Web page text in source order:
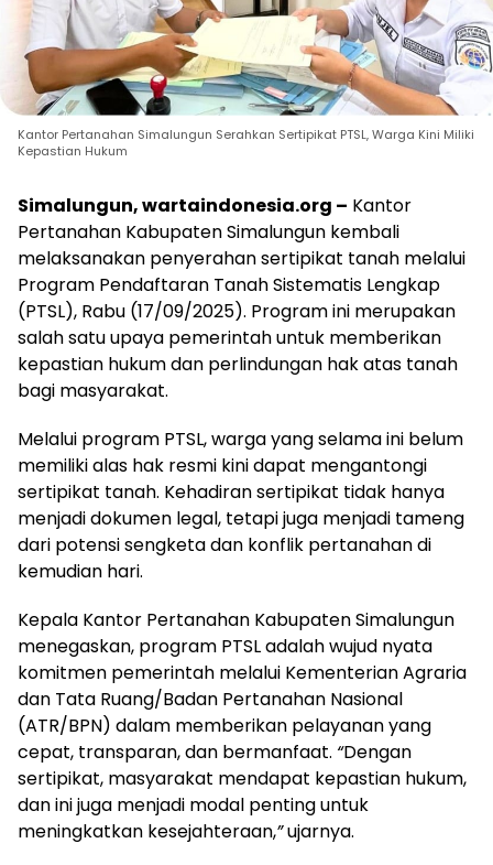
Kantor Pertanahan Simalungun Serahkan Sertipikat PTSL, Warga Kini Miliki
Kepastian Hukum
Simalungun, wartaindonesia.org – Kantor
Pertanahan Kabupaten Simalungun kembali
melaksanakan penyerahan sertipikat tanah melalui
Program Pendaftaran Tanah Sistematis Lengkap
(PTSL), Rabu (17/09/2025). Program ini merupakan
salah satu upaya pemerintah untuk memberikan
kepastian hukum dan perlindungan hak atas tanah
bagi masyarakat.
Melalui program PTSL, warga yang selama ini belum
memiliki alas hak resmi kini dapat mengantongi
sertipikat tanah. Kehadiran sertipikat tidak hanya
menjadi dokumen legal, tetapi juga menjadi tameng
dari potensi sengketa dan konflik pertanahan di
kemudian hari.
Kepala Kantor Pertanahan Kabupaten Simalungun
menegaskan, program PTSL adalah wujud nyata
komitmen pemerintah melalui Kementerian Agraria
dan Tata Ruang/Badan Pertanahan Nasional
(ATR/BPN) dalam memberikan pelayanan yang
cepat, transparan, dan bermanfaat. “Dengan
sertipikat, masyarakat mendapat kepastian hukum,
dan ini juga menjadi modal penting untuk
meningkatkan kesejahteraan,”ujarnya.